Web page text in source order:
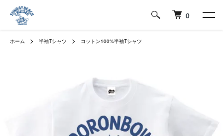
0
ホーム 半袖Tシャツ コットン100%半袖Tシャツ